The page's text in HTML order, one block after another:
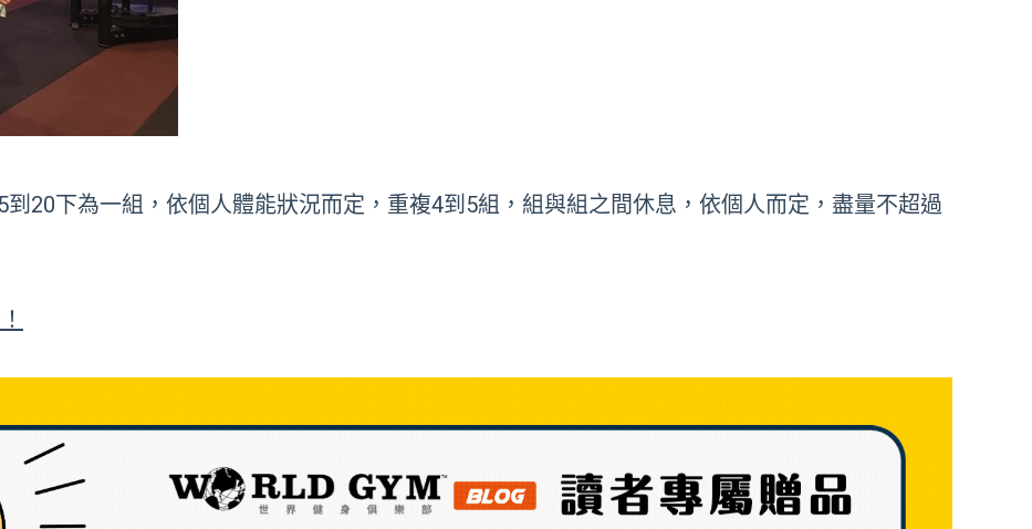
20下為一組，依個人體能狀況而定，重複4到5組，組與組之間休息，依個人而定，盡量不超過